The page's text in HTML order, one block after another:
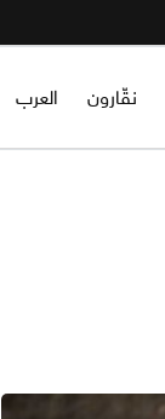
نقّارون العرب